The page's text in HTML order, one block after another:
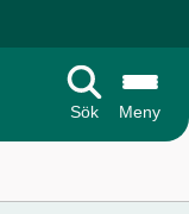
Sök
Meny